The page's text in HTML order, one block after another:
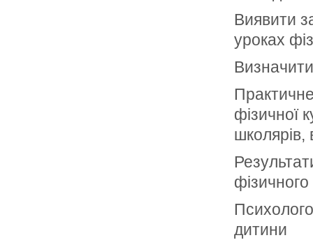
Виявити
уроках
Визначити
фізичної
школярів,
дитини